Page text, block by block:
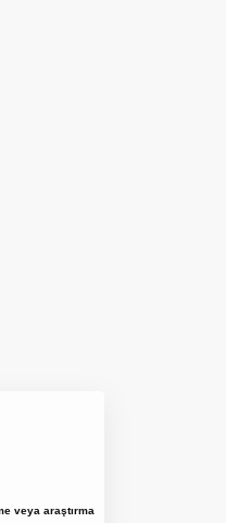
veya araştırma